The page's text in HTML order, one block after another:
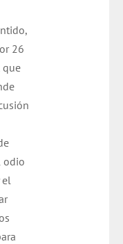
26
que
odio
el